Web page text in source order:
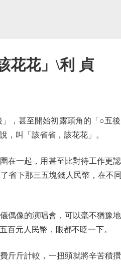
花花」\利 貞
甚至開始初露頭角的「○五後
，叫「該省省，該花花」。
一起，用甚至比對待工作更認
省下那三五塊錢人民幣，在不
像的演唱會，可以毫不猶豫
百元人民幣，眼都不眨一下。
斤計較，一扭頭就將辛苦積